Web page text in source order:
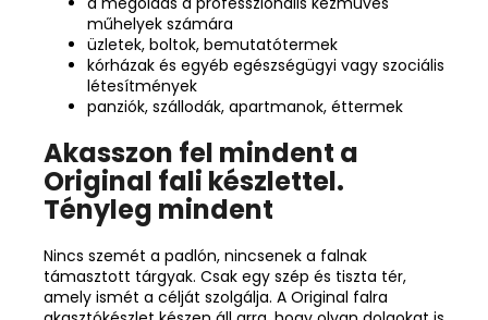
műhelyek számára
üzletek, boltok, bemutatótermek
kórházak és egyéb egészségügyi vagy szociális
létesítmények
panziók, szállodák, apartmanok, éttermek
Akasszon fel mindent a
Original fali készlettel.
Tényleg mindent
Nincs szemét a padlón, nincsenek a falnak
támasztott tárgyak. Csak egy szép és tiszta tér,
amely ismét a célját szolgálja. A Original falra